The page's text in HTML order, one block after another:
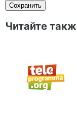
Читайте